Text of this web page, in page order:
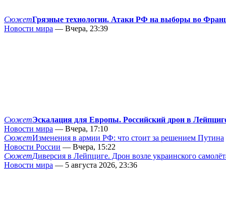
СюжетГрязные технологии. Атаки РФ на выборы во
Новости мира — Вчера, 23:39
СюжетЭскалация для Европы. Российский дрон в
Новости мира — Вчера, 17:10
СюжетИзменения в армии РФ: что стоит за решением Путина
Новости России — Вчера, 15:22
СюжетДиверсия в Лейпциге. Дрон возле украинского
Новости мира — 5 августа 2026, 23:36